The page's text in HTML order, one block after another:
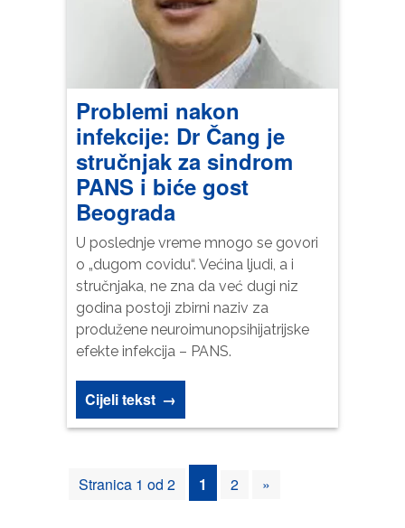
Problemi nakon
infekcije: Dr Čang je
stručnjak za sindrom
PANS i biće gost
Beograda
U poslednje vreme mnogo se govori
o „dugom covidu“. Većina ljudi, a i
stručnjaka, ne zna da već dugi niz
godina postoji zbirni naziv za
produžene neuroimunopsihijatrijske
efekte infekcija – PANS.
Cijeli tekst →
Stranica 1 od 2 1 2 »
ponude.